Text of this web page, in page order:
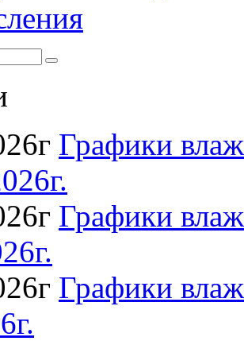
Графики
Графики
Графики